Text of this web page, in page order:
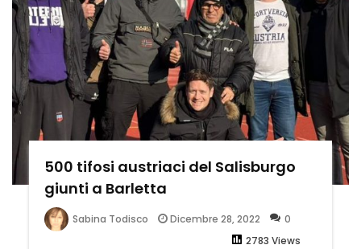
500 tifosi austriaci del Salisburgo
giunti a Barletta
Sabina Todisco
Dicembre 28, 2022
2783 Views
0